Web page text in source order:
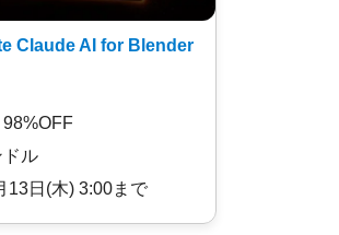
Claude AI for Blender
ル
13日(木) 3:00まで